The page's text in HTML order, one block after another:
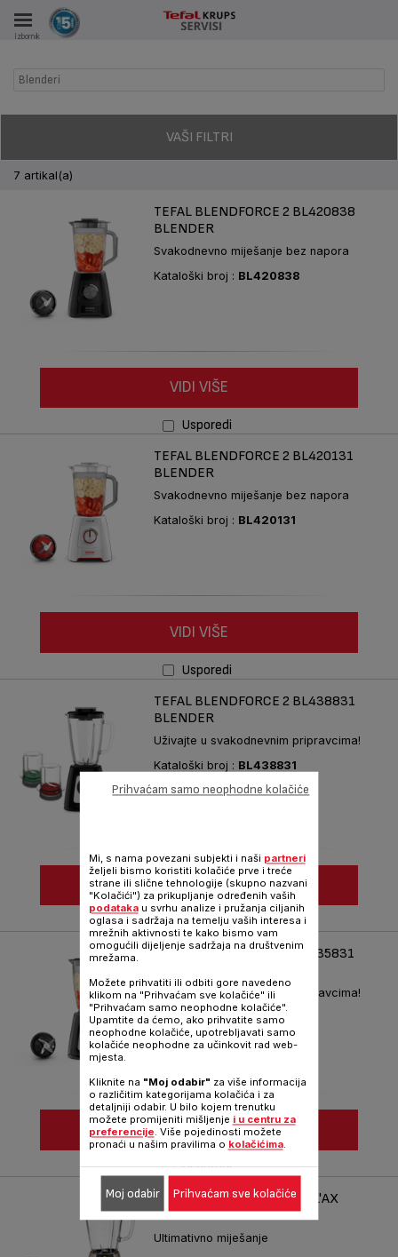
Izbornik
Blenderi
VAŠI FILTRI
7 artikal(a)
TEFAL BLENDFORCE 2 BL420838
BLENDER
Svakodnevno miješanje bez napora
Kataloški broj : BL420838
VIDI VIŠE
Usporedi
TEFAL BLENDFORCE 2 BL420131
BLENDER
Svakodnevno miješanje bez napora
Kataloški broj : BL420131
VIDI VIŠE
Usporedi
TEFAL BLENDFORCE 2 BL438831
BLENDER
Uživajte u svakodnevnim pripravcima!
Kataloški broj : BL438831
VIDI VIŠE
Usporedi
TEFAL BLENDFORCE 2 BL435831
Uživajte u svakodnevnim pripravcima!
Kataloški broj :BL435831
VIDI VIŠE
Usporedi
BLENDFORCE GLASS TRIPL'AX
BL313A38
Ultimativno miješanje
Mi, s nama povezani subjekti i naši partneri
željeli bismo koristiti kolačiće prve i treće
strane ili slične tehnologije (skupno nazvani
"Kolačići") za prikupljanje određenih vaših
podatakau svrhu analize i pružanja ciljanih
oglasa i sadržaja na temelju vaših interesa i
mrežnih aktivnosti te kako bismo vam
omogućili dijeljenje sadržaja na društvenim
mrežama.
Možete prihvatiti ili odbiti gore navedeno
klikom na "Prihvaćam sve kolačiće" ili
"Prihvaćam samo neophodne kolačiće".
Upamtite da ćemo, ako prihvatite samo
neophodne kolačiće, upotrebljavati samo
kolačiće neophodne za učinkovit rad web-
mjesta.
Kliknite na "Moj odabir" za više informacija
o različitim kategorijama kolačića i za
detaljniji odabir. U bilo kojem trenutku
možete promijeniti mišljenje i u centru za
preferencije. Više pojedinosti možete
pronaći u našim pravilima o kolačićima.
Prihvaćam samo neophodne kolačiće
Moj odabir Prihvaćam sve kolačiće